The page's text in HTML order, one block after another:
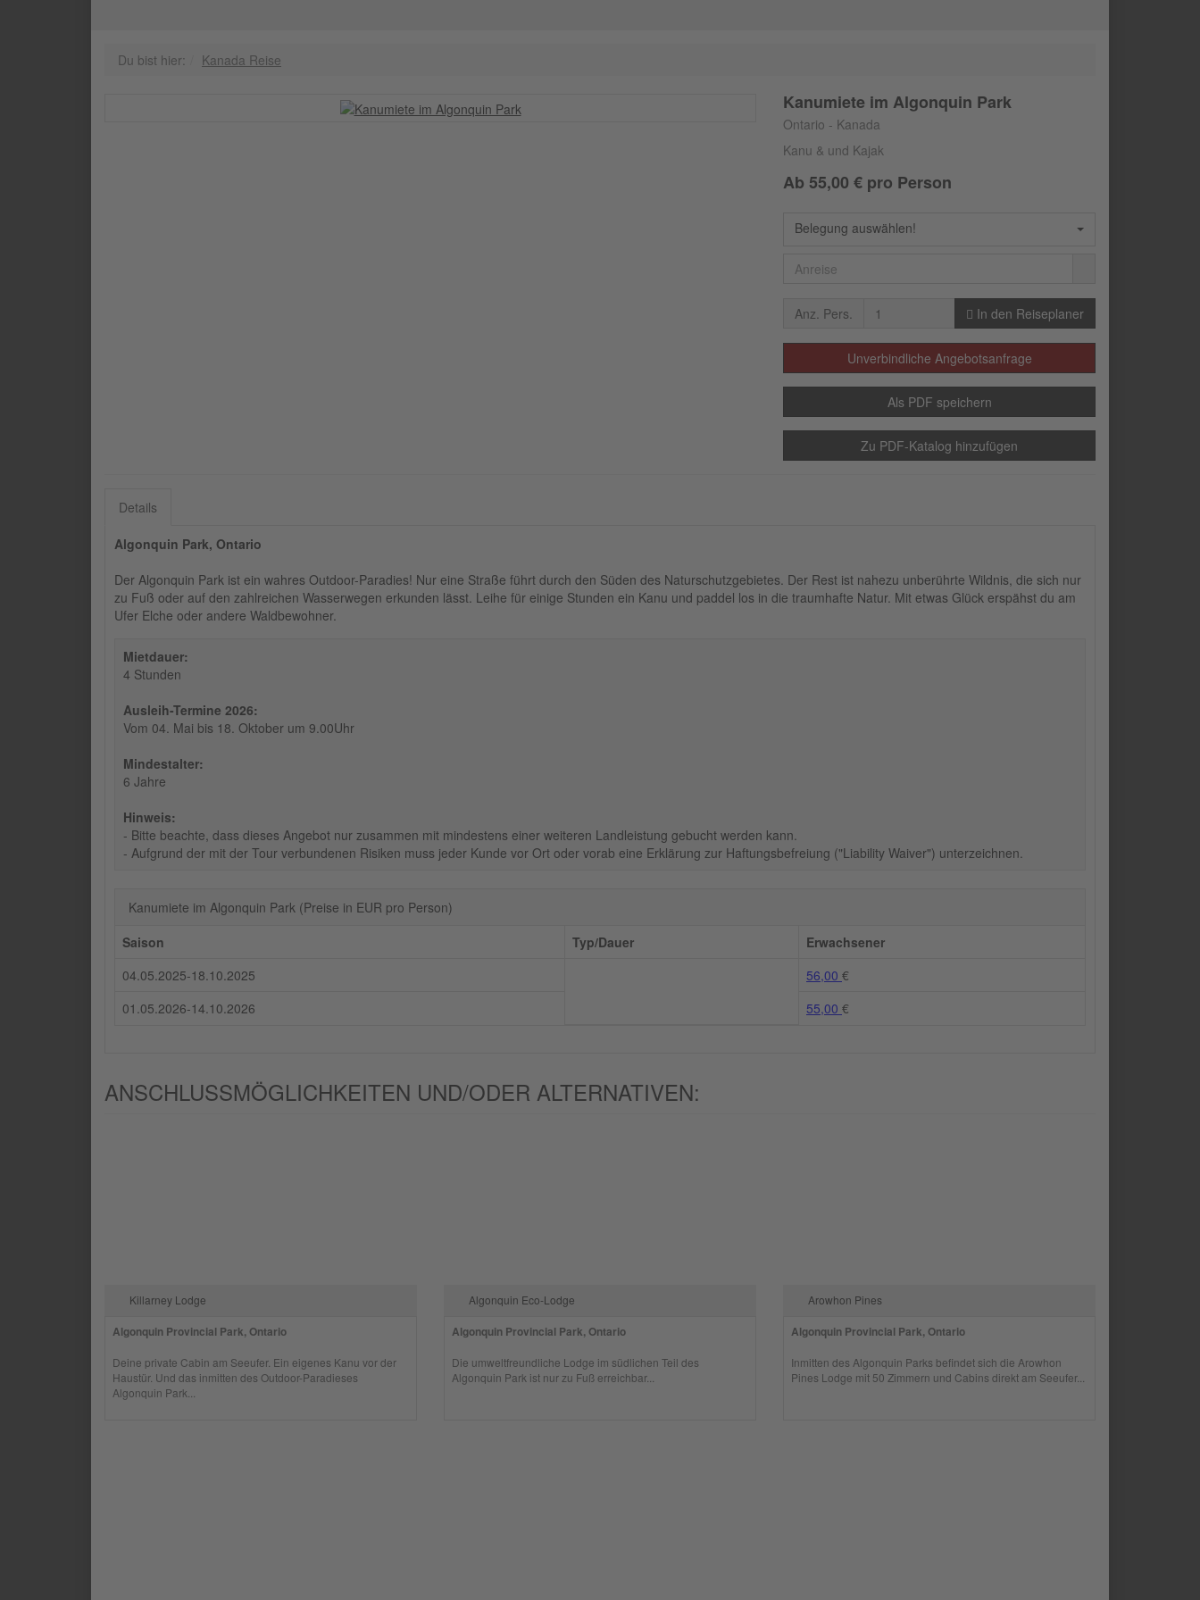
Du bist hier: Kanada Reise
Kanumiete im Algonquin Park
Ontario - Kanada
Kanu & und Kajak
Ab 55,00 € pro Person
Belegung auswählen!
Anz. Pers. In den Reiseplaner
Unverbindliche Angebotsanfrage
Als PDF speichern
Zu PDF-Katalog hinzufügen
Details
Algonquin Park, Ontario
Der Algonquin Park ist ein wahres Outdoor-Paradies! Nur eine Straße führt durch den Süden des Naturschutzgebietes. Der Rest ist nahezu unberührte Wildnis, die sich nur
zu Fuß oder auf den zahlreichen Wasserwegen erkunden lässt. Leihe für einige Stunden ein Kanu und paddel los in die traumhafte Natur. Mit etwas Glück erspähst du am
Ufer Elche oder andere Waldbewohner.
Mietdauer:
4 Stunden
Ausleih-Termine 2026:
Vom 04. Mai bis 18. Oktober um 9.00Uhr
Mindestalter:
6 Jahre
Hinweis:
- Bitte beachte, dass dieses Angebot nur zusammen mit mindestens einer weiteren Landleistung gebucht werden kann.
- Aufgrund der mit der Tour verbundenen Risiken muss jeder Kunde vor Ort oder vorab eine Erklärung zur Haftungsbefreiung ("Liability Waiver") unterzeichnen.
Kanumiete im Algonquin Park (Preise in EUR pro Person)
Saison
Typ/Dauer
Erwachsener
04.05.2025-18.10.2025
56,00 €
01.05.2026-14.10.2026
55,00 €
ANSCHLUSSMÖGLICHKEITEN UND/ODER ALTERNATIVEN:
Killarney Lodge
Algonquin Provincial Park, Ontario
Deine private Cabin am Seeufer. Ein eigenes Kanu vor der
Haustür. Und das inmitten des Outdoor-Paradieses
Algonquin Park...
Algonquin Eco-Lodge
Algonquin Provincial Park, Ontario
Die umweltfreundliche Lodge im südlichen Teil des
Algonquin Park ist nur zu Fuß erreichbar...
Arowhon Pines
Algonquin Provincial Park, Ontario
Inmitten des Algonquin Parks befindet sich die Arowhon
Pines Lodge mit 50 Zimmern und Cabins direkt am Seeufer...